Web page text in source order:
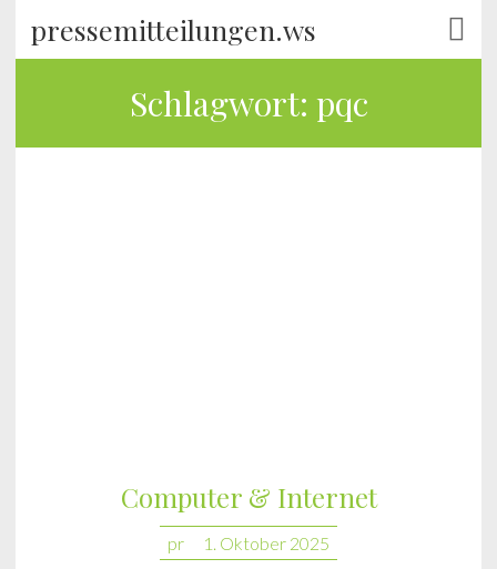
pressemitteilungen.ws
Schlagwort: pqc
Computer & Internet
pr 1. Oktober 2025